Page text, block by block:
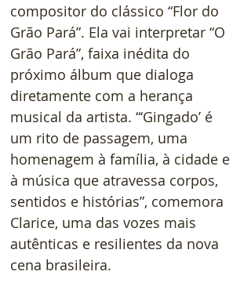
compositor do clássico “Flor do
Grão Pará”. Ela vai interpretar “O
Grão Pará”, faixa inédita do
próximo álbum que dialoga
diretamente com a herança
musical da artista. “‘Gingado’ é
um rito de passagem, uma
homenagem à família, à cidade e
à música que atravessa corpos,
sentidos e histórias”, comemora
Clarice, uma das vozes mais
autênticas e resilientes da nova
cena brasileira.